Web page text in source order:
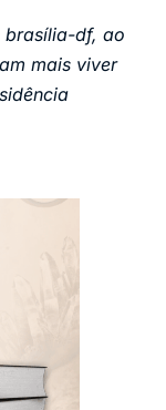
brasília-df, ao
mais viver